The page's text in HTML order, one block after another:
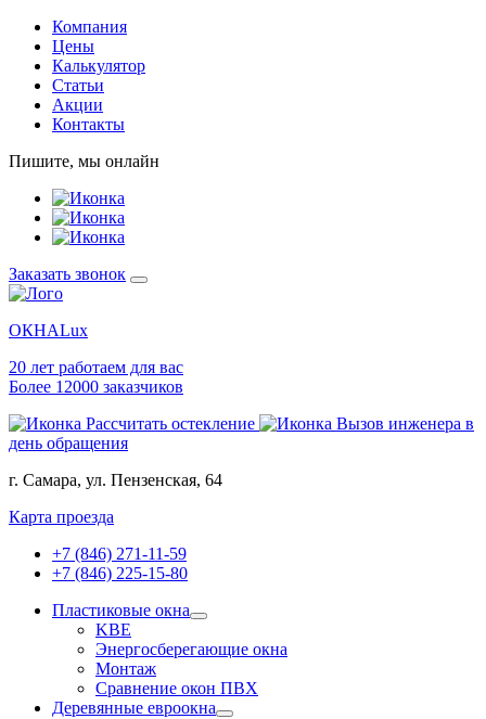
Компания
Цены
Калькулятор
Статьи
Акции
Контакты
Пишите, мы онлайн
Заказать звонок
ОКНАLux
20 лет работаем для вас
Более 12000 заказчиков
Рассчитать остекление
Вызов инженера в
день обращения
г. Самара, ул. Пензенская, 64
Карта проезда
+7 (846) 271-11-59
+7 (846) 225-15-80
Пластиковые окна
KBE
Энергосберегающие окна
Монтаж
Сравнение окон ПВХ
Деревянные евроокна